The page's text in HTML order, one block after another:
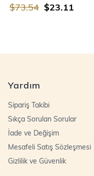
$23.11
$73.54
Yardım
Sipariş Takibi
Sıkça Sorulan Sorular
İade ve Değişim
Mesafeli Satış Sözleşmesi
Gizlilik ve Güvenlik